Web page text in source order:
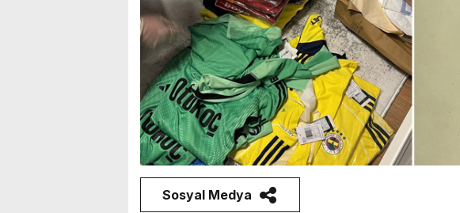
Sosyal Medya